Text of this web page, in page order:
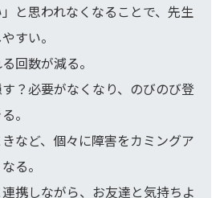
と思われなくなることで、先生
すい。
回数が減る。
？必要がなくなり、のびのび登
。
など、個々に障害をカミングア
る。
携しながら、お友達と気持ちよ